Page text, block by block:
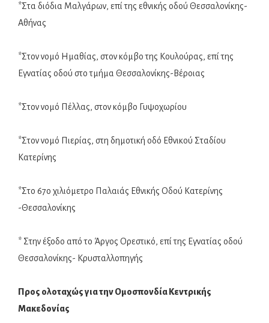
*Στα διόδια Μαλγάρων, επί της εθνικής οδού Θεσσαλονίκης-
Αθήνας
*Στον νομό Ημαθίας, στον κόμβο της Κουλούρας, επί της
Εγνατίας οδού στο τμήμα Θεσσαλονίκης-Βέροιας
*Στον νομό Πέλλας, στον κόμβο Γυψοχωρίου
*Στον νομό Πιερίας, στη δημοτική οδό Εθνικού Σταδίου
Κατερίνης
*Στο 67ο χιλιόμετρο Παλαιάς Εθνικής Οδού Κατερίνης
-Θεσσαλονίκης
* Στην έξοδο από το Άργος Ορεστικό, επί της Εγνατίας οδού
Θεσσαλονίκης- Κρυσταλλοπηγής
Προς ολοταχώς για την Ομοσπονδία Κεντρικής
Μακεδονίας